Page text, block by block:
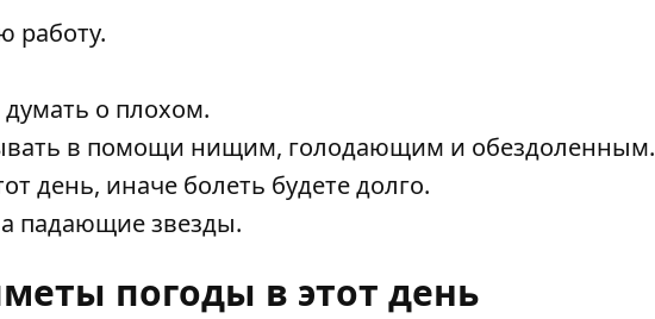
работу.
о плохом.
в помощи нищим, голодающим и обездоленным.
день, иначе болеть будете долго.
падающие звезды.
погоды в этот день